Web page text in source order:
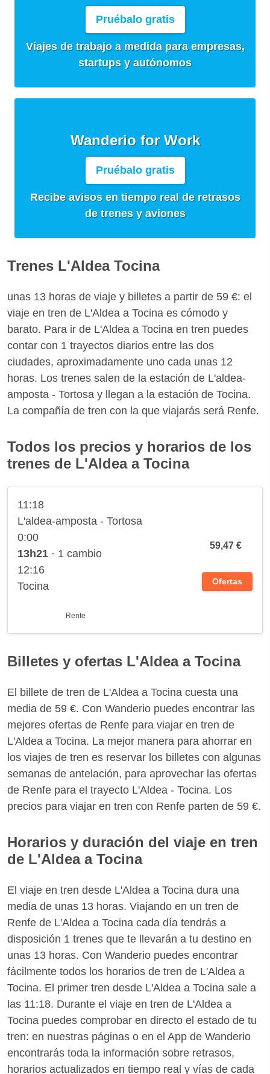
Pruébalo gratis
Viajes de trabajo a medida para empresas,
startups y autónomos
Wanderio for Work
Pruébalo gratis
Recibe avisos en tiempo real de retrasos
de trenes y aviones
Trenes L'Aldea Tocina
unas 13 horas de viaje y billetes a partir de 59 €: el
viaje en tren de L'Aldea a Tocina es cómodo y
barato. Para ir de L'Aldea a Tocina en tren puedes
contar con 1 trayectos diarios entre las dos
ciudades, aproximadamente uno cada unas 12
horas. Los trenes salen de la estación de L'aldea-
amposta - Tortosa y llegan a la estación de Tocina.
La compañía de tren con la que viajarás será Renfe.
Todos los precios y horarios de los
trenes de L'Aldea a Tocina
11:18
L'aldea-amposta - Tortosa
0:00
13h21 · 1 cambio
12:16
Tocina
Renfe
59,47 €
Ofertas
Billetes y ofertas L'Aldea a Tocina
El billete de tren de L'Aldea a Tocina cuesta una
media de 59 €. Con Wanderio puedes encontrar las
mejores ofertas de Renfe para viajar en tren de
L'Aldea a Tocina. La mejor manera para ahorrar en
los viajes de tren es reservar los billetes con algunas
semanas de antelación, para aprovechar las ofertas
de Renfe para el trayecto L'Aldea - Tocina. Los
precios para viajar en tren con Renfe parten de 59 €.
Horarios y duración del viaje en tren
de L'Aldea a Tocina
El viaje en tren desde L'Aldea a Tocina dura una
media de unas 13 horas. Viajando en un tren de
Renfe de L'Aldea a Tocina cada día tendrás a
disposición 1 trenes que te llevarán a tu destino en
unas 13 horas. Con Wanderio puedes encontrar
fácilmente todos los horarios de tren de L'Aldea a
Tocina. El primer tren desde L'Aldea a Tocina sale a
las 11:18. Durante el viaje en tren de L'Aldea a
Tocina puedes comprobar en directo el estado de tu
tren: en nuestras páginas o en el App de Wanderio
encontrarás toda la información sobre retrasos,
horarios actualizados en tiempo real y vías de cada